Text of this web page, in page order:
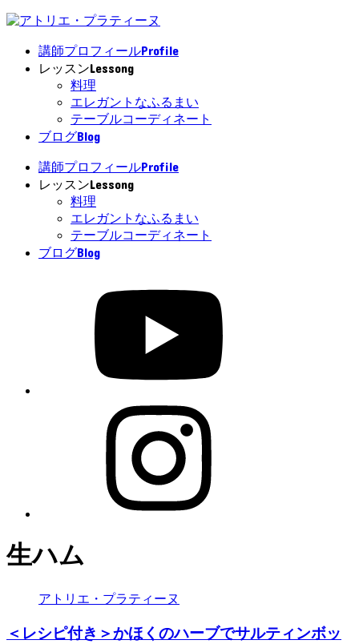
講師プロフィールProfile
レッスンLessong
料理
エレガントなふるまい
テーブルコーディネート
ブログBlog
講師プロフィールProfile
レッスンLessong
料理
エレガントなふるまい
テーブルコーディネート
ブログBlog
生ハム
アトリエ・プラティーヌ
＜レシピ付き＞かほくのハーブでサルティンボッ